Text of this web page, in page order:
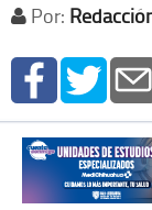
Por: